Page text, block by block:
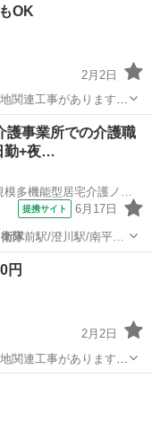
OK
2月2日
関連工事があります。
護事業所での介護職
勤+夜…
社会福祉法人ノテ福祉会 小規模多機能型居宅介護ノテ西岡
提携サイト 6月17日
隊前駅/澄川駅/南平…
円
2月2日
関連工事があります。